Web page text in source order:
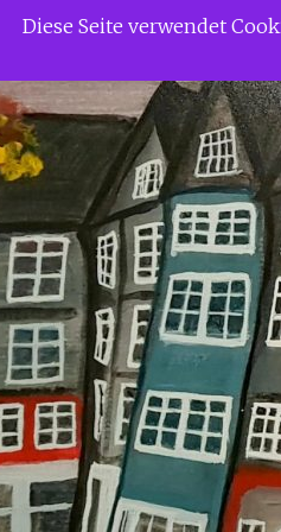
ZumSiggi
Diese Seite verwendet